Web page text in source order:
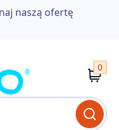
naszą ofertę
0